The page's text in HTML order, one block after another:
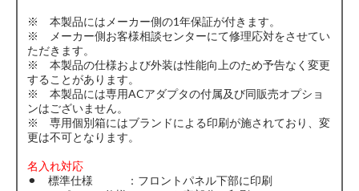
※ 本製品にはメーカー側の1年保証が付きます。
※ メーカー側お客様相談センターにて修理応対をさせてい
ただきます。
※ 本製品の仕様および外装は性能向上のため予告なく変更
することがあります。
※ 本製品には専用ACアダプタの付属及び同販売オプショ
ンはございません。
※ 専用個別箱にはブランドによる印刷が施されており、変
更は不可となります。
名入れ対応
⚫︎ 標準仕様 ：フロントパネル下部に印刷